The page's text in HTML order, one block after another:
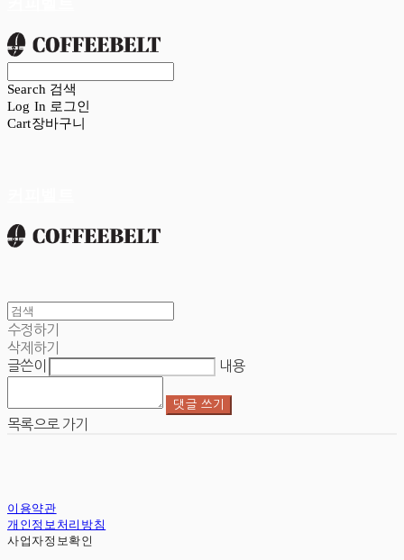
Search 검색
Log In 로그인
Cart장바구니
수정하기
삭제하기
글쓴이
내용
댓글 쓰기
목록으로 가기
이용약관
개인정보처리방침
사업자정보확인